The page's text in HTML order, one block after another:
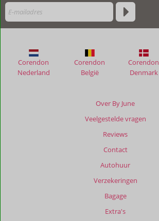
verblijf
in
Beoordelingen
Over By June
Veelgestelde vragen
Reviews
Contact
Autohuur
Verzekeringen
Bagage
Extra's
Corendon
Nederland
Corendon
België
Corendon
Denmark